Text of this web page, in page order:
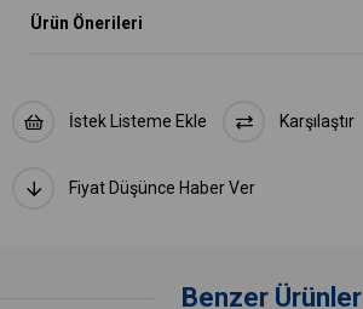
Ürün Önerileri
İstek Listeme Ekle Karşılaştır
Fiyat Düşünce Haber Ver
Benzer Ürünler